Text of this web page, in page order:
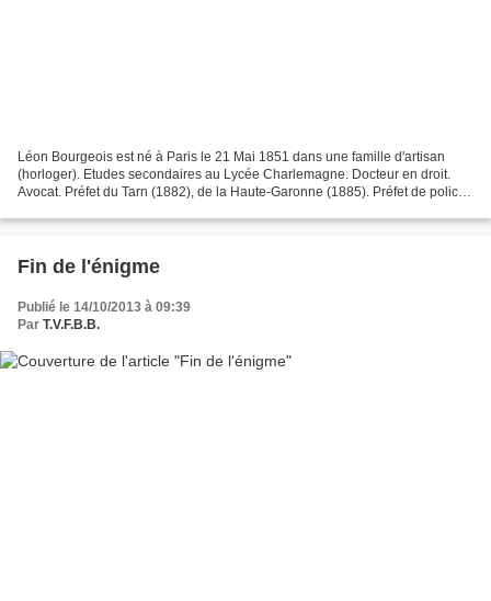
Léon Bourgeois est né à Paris le 21 Mai 1851 dans une famille d'artisan
(horloger). Etudes secondaires au Lycée Charlemagne. Docteur en droit.
Avocat. Préfet du Tarn (1882), de la Haute-Garonne (1885). Préfet de police
Fin de l'énigme
Publié le 14/10/2013 à 09:39
Par T.V.F.B.B.